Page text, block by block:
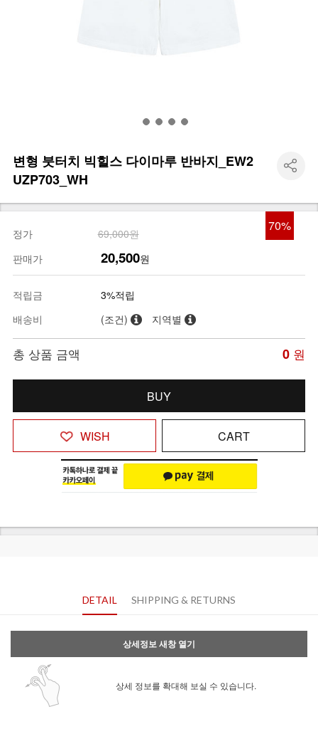
변형 붓터치 빅힐스 다이마루 반바지_EW2
UZP703_WH
70%
정가
69,000원
판매가
20,500원
적립금
3%적립
배송비
(조건) 지역별
총 상품 금액 0 원
BUY
WISH CART
DETAIL SHIPPING & RETURNS
상세정보 새창 열기
상세 정보를 확대해 보실 수 있습니다.